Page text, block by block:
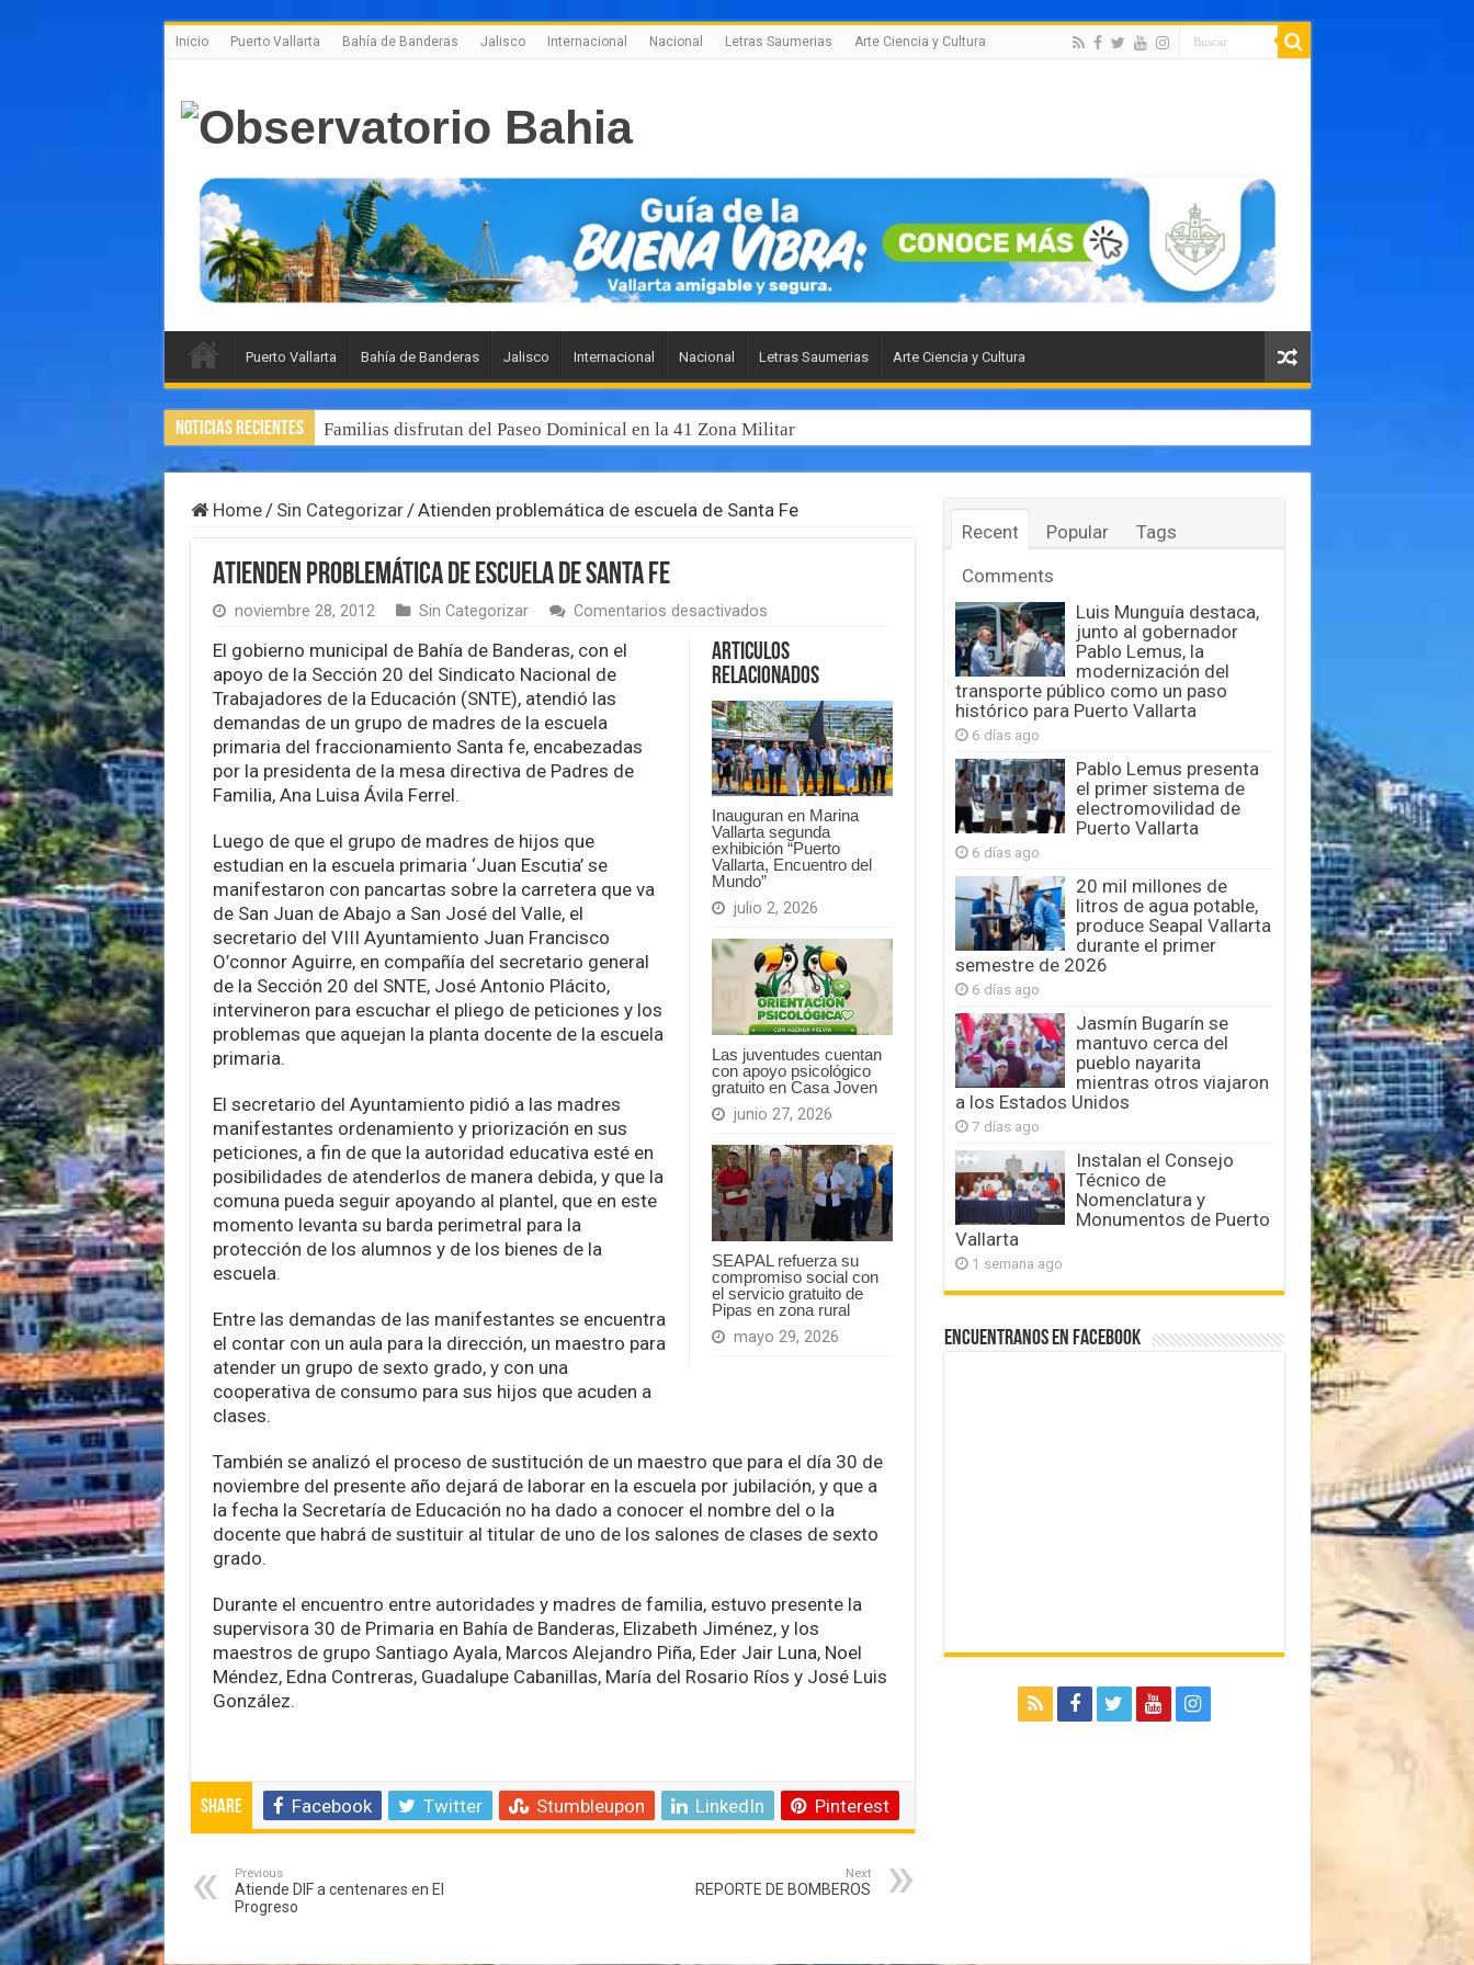
Inicio Puerto Vallarta Bahía de Banderas Jalisco Internacional Nacional Letras Saumerias Arte Ciencia y Cultura
Puerto Vallarta Bahía de Banderas Jalisco Internacional Nacional Letras Saumerias Arte Ciencia y Cultura
Noticias Recientes Familias disfrutan del Paseo Dominical en la 41 Zona Militar
Home / Sin Categorizar /Atienden problemática de escuela de Santa Fe
Atienden problemática de escuela de Santa Fe
noviembre 28, 2012 Sin Categorizar Comentarios desactivadosen
problemática
de
escuela
de
Santa
Fe
Articulos
Relacionados
Inauguran en Marina
Vallarta segunda
exhibición “Puerto
Vallarta, Encuentro del
Mundo”
julio 2, 2026
Las juventudes cuentan
con apoyo psicológico
gratuito en Casa Joven
junio 27, 2026
SEAPAL refuerza su
compromiso social con
el servicio gratuito de
Pipas en zona rural
mayo 29, 2026
El gobierno municipal de Bahía de Banderas, con el
apoyo de la Sección 20 del Sindicato Nacional de
Trabajadores de la Educación (SNTE), atendió las
demandas de un grupo de madres de la escuela
primaria del fraccionamiento Santa fe, encabezadas
por la presidenta de la mesa directiva de Padres de
Familia, Ana Luisa Ávila Ferrel.
Luego de que el grupo de madres de hijos que
estudian en la escuela primaria ‘Juan Escutia’ se
manifestaron con pancartas sobre la carretera que va
de San Juan de Abajo a San José del Valle, el
secretario del VIII Ayuntamiento Juan Francisco
O’connor Aguirre, en compañía del secretario general
de la Sección 20 del SNTE, José Antonio Plácito,
intervineron para escuchar el pliego de peticiones y los
problemas que aquejan la planta docente de la escuela
primaria.
El secretario del Ayuntamiento pidió a las madres
manifestantes ordenamiento y priorización en sus
peticiones, a fin de que la autoridad educativa esté en
posibilidades de atenderlos de manera debida, y que la
comuna pueda seguir apoyando al plantel, que en este
momento levanta su barda perimetral para la
protección de los alumnos y de los bienes de la
escuela.
Entre las demandas de las manifestantes se encuentra
el contar con un aula para la dirección, un maestro para
atender un grupo de sexto grado, y con una
cooperativa de consumo para sus hijos que acuden a
clases.
También se analizó el proceso de sustitución de un maestro que para el día 30 de
noviembre del presente año dejará de laborar en la escuela por jubilación, y que a
la fecha la Secretaría de Educación no ha dado a conocer el nombre del o la
docente que habrá de sustituir al titular de uno de los salones de clases de sexto
grado.
Durante el encuentro entre autoridades y madres de familia, estuvo presente la
supervisora 30 de Primaria en Bahía de Banderas, Elizabeth Jiménez, y los
maestros de grupo Santiago Ayala, Marcos Alejandro Piña, Eder Jair Luna, Noel
Méndez, Edna Contreras, Guadalupe Cabanillas, María del Rosario Ríos y José Luis
González.
Share Facebook Twitter Stumbleupon LinkedIn Pinterest
Previous
Atiende DIF a centenares en El
Progreso
Next
REPORTE DE BOMBEROS
Recent Popular
Tags
Comments
Luis Munguía destaca,
junto al gobernador
Pablo Lemus, la
modernización del
transporte público como un paso
histórico para Puerto Vallarta
6 días ago
Pablo Lemus presenta
el primer sistema de
electromovilidad de
Puerto Vallarta
6 días ago
20 mil millones de
litros de agua potable,
produce Seapal Vallarta
durante el primer
semestre de 2026
6 días ago
Jasmín Bugarín se
mantuvo cerca del
pueblo nayarita
mientras otros viajaron
a los Estados Unidos
7 días ago
Instalan el Consejo
Técnico de
Nomenclatura y
Monumentos de Puerto
Vallarta
1 semana ago
Encuentranos en Facebook